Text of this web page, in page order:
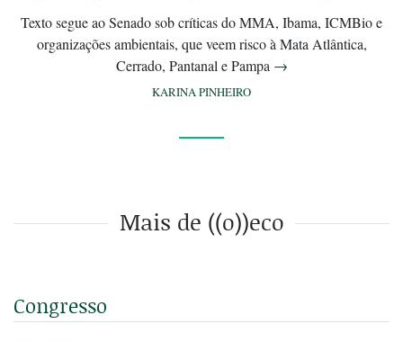
Texto segue ao Senado sob críticas do MMA, Ibama, ICMBio e
organizações ambientais, que veem risco à Mata Atlântica,
Cerrado, Pantanal e Pampa →
KARINA PINHEIRO
Mais de ((o))eco
Congresso